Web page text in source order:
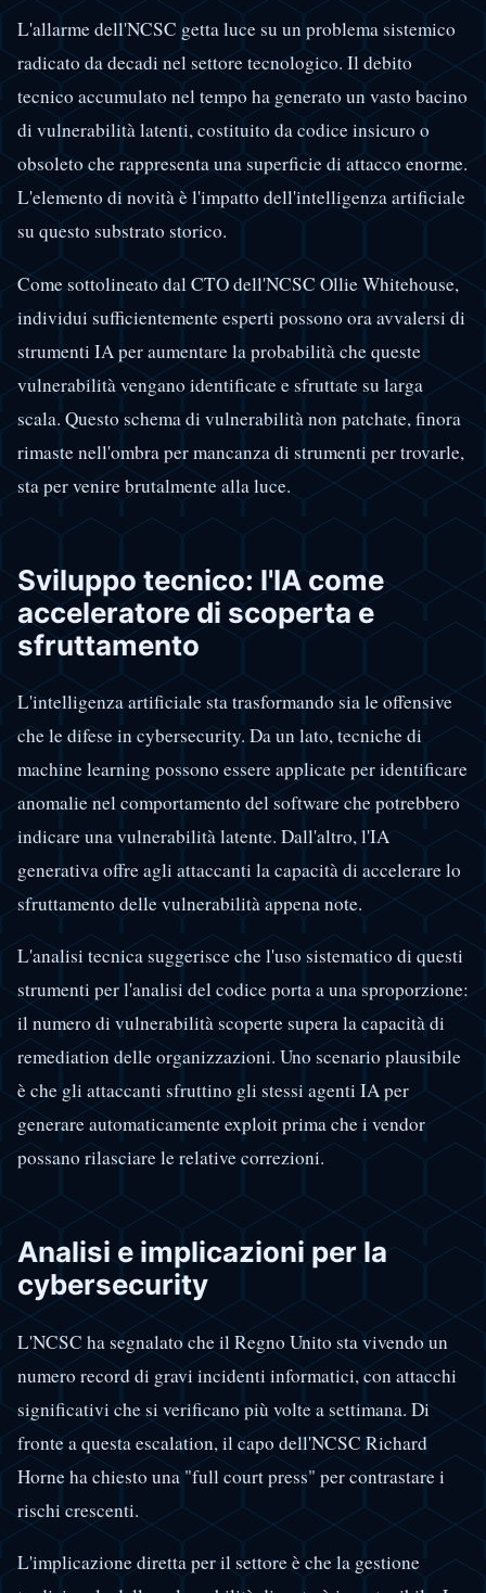
L'allarme dell'NCSC getta luce su un problema sistemico
radicato da decadi nel settore tecnologico. Il debito
tecnico accumulato nel tempo ha generato un vasto bacino
di vulnerabilità latenti, costituito da codice insicuro o
obsoleto che rappresenta una superficie di attacco enorme.
L'elemento di novità è l'impatto dell'intelligenza artificiale
su questo substrato storico.
Come sottolineato dal CTO dell'NCSC Ollie Whitehouse,
individui sufficientemente esperti possono ora avvalersi di
strumenti IA per aumentare la probabilità che queste
vulnerabilità vengano identificate e sfruttate su larga
scala. Questo schema di vulnerabilità non patchate, finora
rimaste nell'ombra per mancanza di strumenti per trovarle,
sta per venire brutalmente alla luce.
Sviluppo tecnico: l'IA come
acceleratore di scoperta e
sfruttamento
L'intelligenza artificiale sta trasformando sia le offensive
che le difese in cybersecurity. Da un lato, tecniche di
machine learning possono essere applicate per identificare
anomalie nel comportamento del software che potrebbero
indicare una vulnerabilità latente. Dall'altro, l'IA
generativa offre agli attaccanti la capacità di accelerare lo
sfruttamento delle vulnerabilità appena note.
L'analisi tecnica suggerisce che l'uso sistematico di questi
strumenti per l'analisi del codice porta a una sproporzione:
il numero di vulnerabilità scoperte supera la capacità di
remediation delle organizzazioni. Uno scenario plausibile
è che gli attaccanti sfruttino gli stessi agenti IA per
generare automaticamente exploit prima che i vendor
possano rilasciare le relative correzioni.
Analisi e implicazioni per la
cybersecurity
L'NCSC ha segnalato che il Regno Unito sta vivendo un
numero record di gravi incidenti informatici, con attacchi
significativi che si verificano più volte a settimana. Di
fronte a questa escalation, il capo dell'NCSC Richard
Horne ha chiesto una "full court press" per contrastare i
rischi crescenti.
L'implicazione diretta per il settore è che la gestione